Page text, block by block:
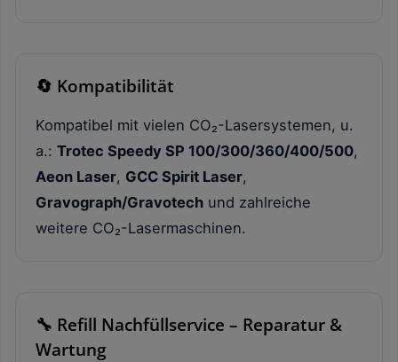
🔄 Kompatibilität
Kompatibel mit vielen CO₂-Lasersystemen, u.
a.: Trotec Speedy SP 100/300/360/400/500,
Aeon Laser, GCC Spirit Laser,
Gravograph/Gravotech und zahlreiche
weitere CO₂-Lasermaschinen.
🔧 Refill Nachfüllservice – Reparatur &
Wartung